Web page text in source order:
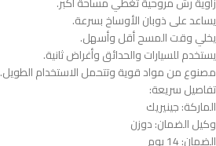
يساعد على ذوبان الأوساخ بسرعة.
يخلي وقت المسح أقل وأسهل.
يستخدم للسيارات والحدائق وأغراض ثانية.
مصنوع من مواد قوية وتتحمل الاستخدام الطويل.
تفاصيل سريعة:
الماركة: جينيريك
وكيل الضمان: دوزن
الضمان: 14 يوم